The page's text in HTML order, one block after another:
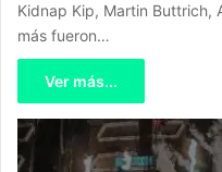
Kidnap Kip, Martin Buttrich,
más fueron…
Ver más...